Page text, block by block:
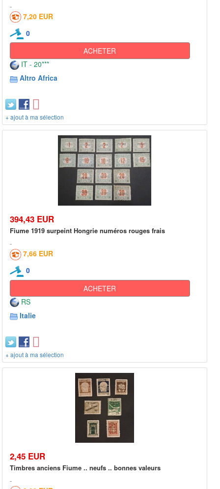
7,20 EUR
0
ACHETER
IT - 20***
Altro Africa
+ ajout à ma sélection
394,43 EUR
Fiume 1919 surpeint Hongrie numéros rouges frais
7,66 EUR
0
ACHETER
RS
Italie
+ ajout à ma sélection
2,45 EUR
Timbres anciens Fiume .. neufs .. bonnes valeurs